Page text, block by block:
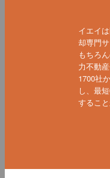
イエイ
却専門
もちろ
力不動
1700社
し、最
すること